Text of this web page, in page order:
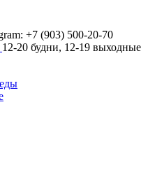
+7 (903) 500-20-70
12-20 будни, 12-19 выходные